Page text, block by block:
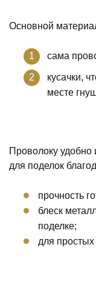
Основной
сама
кусачки,
месте
Проволоку удобно
для поделок
прочность
блеск
поделке;
для